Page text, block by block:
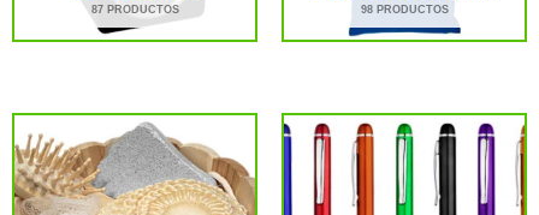
87 PRODUCTOS 98 PRODUCTOS